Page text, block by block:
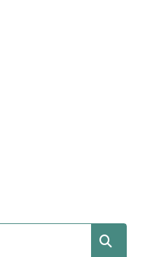
SUCHEN